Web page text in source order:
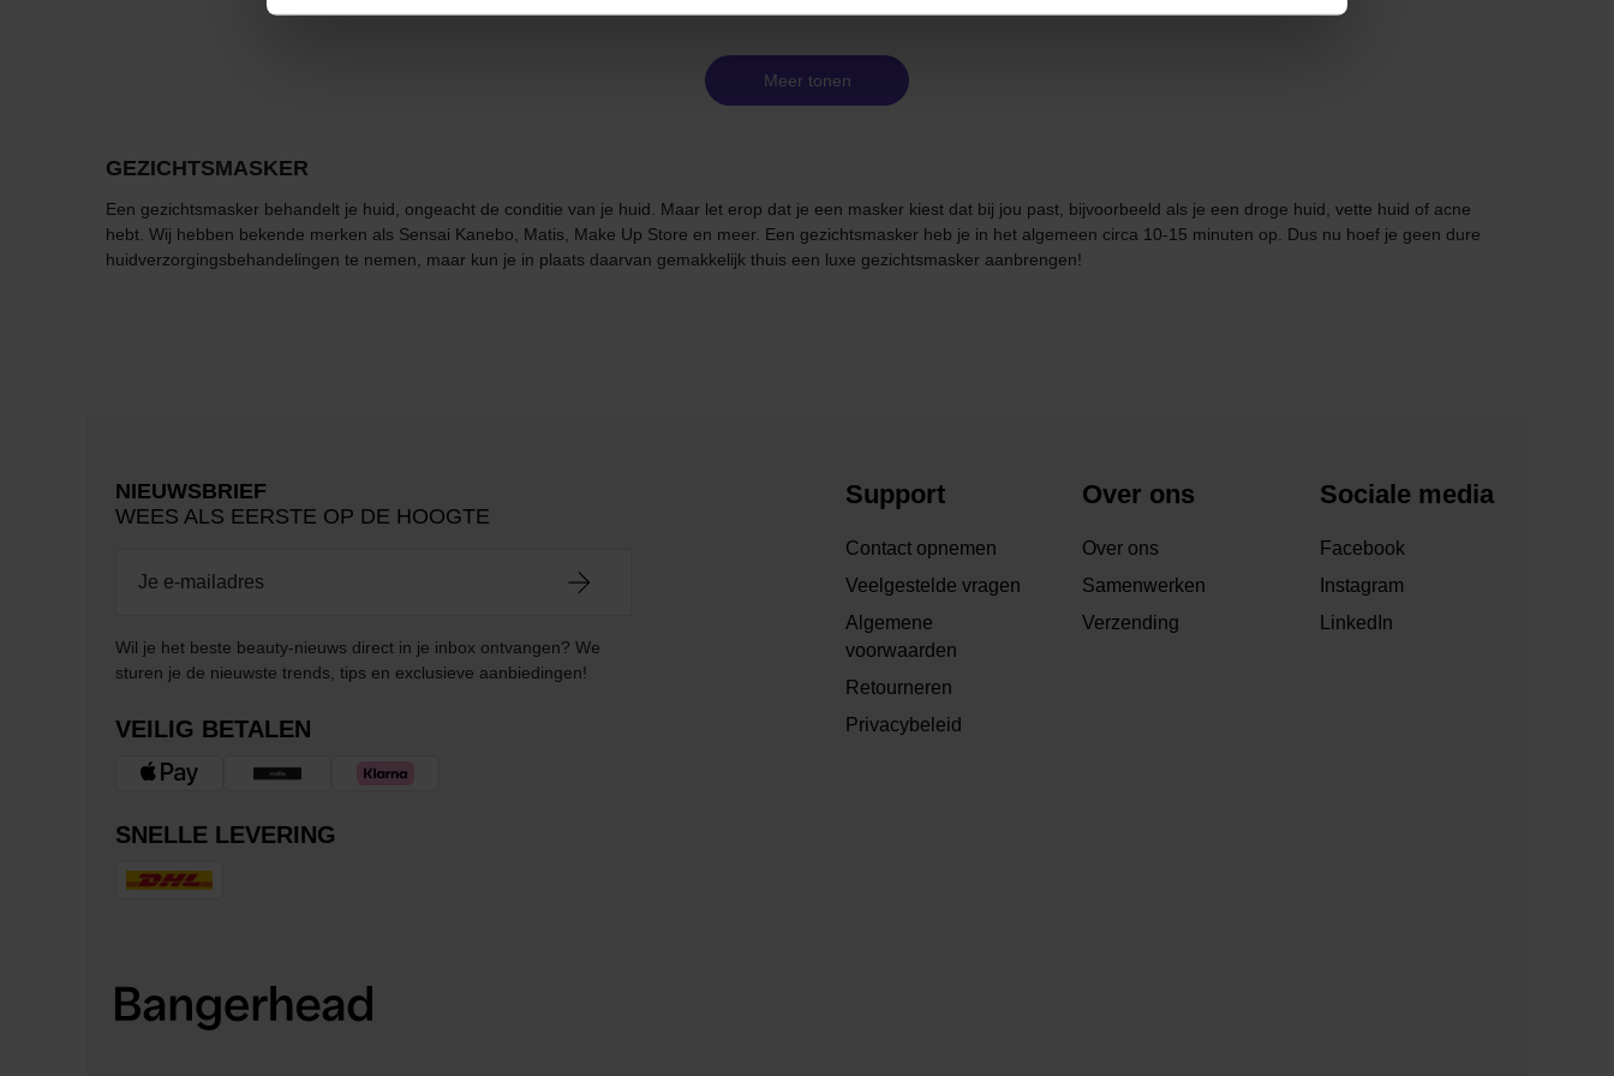
Meer tonen
GEZICHTSMASKER
Een gezichtsmasker behandelt je huid, ongeacht de conditie van je huid. Maar let erop dat je een masker kiest dat bij jou past, bijvoorbeeld als je een droge huid, vette huid of acne
hebt. Wij hebben bekende merken als Sensai Kanebo, Matis, Make Up Store en meer. Een gezichtsmasker heb je in het algemeen circa 10-15 minuten op. Dus nu hoef je geen dure
huidverzorgingsbehandelingen te nemen, maar kun je in plaats daarvan gemakkelijk thuis een luxe gezichtsmasker aanbrengen!
NIEUWSBRIEF
WEES ALS EERSTE OP DE HOOGTE
Wil je het beste beauty-nieuws direct in je inbox ontvangen? We
sturen je de nieuwste trends, tips en exclusieve aanbiedingen!
VEILIG BETALEN
SNELLE LEVERING
Support
Contact opnemen
Veelgestelde vragen
Algemene
voorwaarden
Retourneren
Privacybeleid
Over ons
Over ons
Samenwerken
Verzending
Sociale media
Facebook
Instagram
LinkedIn